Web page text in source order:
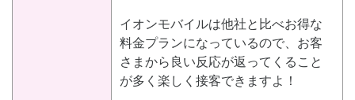
イオンモバイルは他社と比べお得な
料金プランになっているので、お客
さまから良い反応が返ってくること
が多く楽しく接客できますよ！